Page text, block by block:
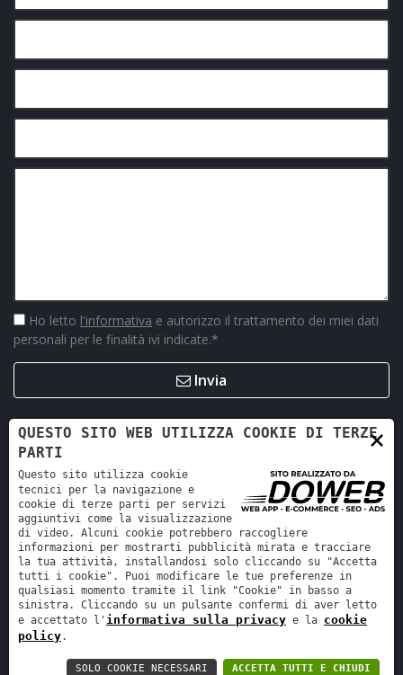
Ho letto l'informativa e autorizzo il trattamento dei miei dati
personali per le finalità ivi indicate.*
Invia
Retro Ricambi srl - REA VR-423294 - Cap. sociale interamente
versato 12.000 €
Informativa sulla privacy -Cookie policy
×
QUESTO SITO WEB UTILIZZA COOKIE DI TERZE
PARTI
Questo sito utilizza cookie
tecnici per la navigazione e
cookie di terze parti per servizi
aggiuntivi come la visualizzazione
di video. Alcuni cookie potrebbero raccogliere
informazioni per mostrarti pubblicità mirata e tracciare
la tua attività, installandosi solo cliccando su "Accetta
tutti i cookie". Puoi modificare le tue preferenze in
qualsiasi momento tramite il link "Cookie" in basso a
sinistra. Cliccando su un pulsante confermi di aver letto
e accettato l' informativa sulla privacy e la cookie
policy.
ACCETTA TUTTI E CHIUDI
SOLO COOKIE NECESSARI